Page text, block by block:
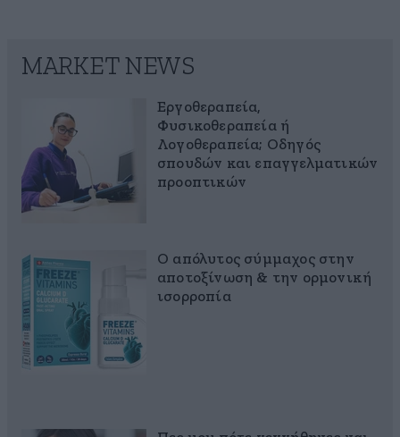
MARKET NEWS
Εργοθεραπεία,
Φυσικοθεραπεία ή
Λογοθεραπεία; Οδηγός
σπουδών και επαγγελματικών
προοπτικών
Ο απόλυτος σύμμαχος στην
αποτοξίνωση & την ορμονική
ισορροπία